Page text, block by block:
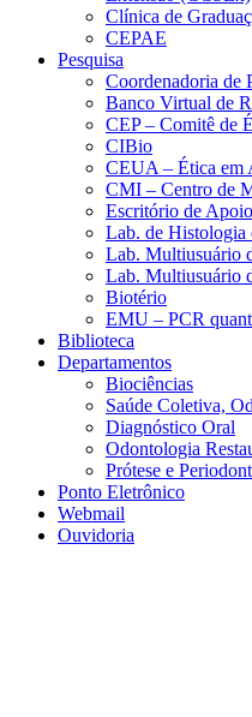
Clínica de
CEPAE
Pesquisa
Coordenadoria de
Banco Virtual de
CEP – Comitê de
CIBio
CEUA – Ética em
CMI – Centro de
Escritório de
Lab. de
Lab. Multiusuário
Lab. Multiusuário
Biotério
EMU – PCR
Biblioteca
Departamentos
Biociências
Saúde Coletiva,
Diagnóstico Oral
Odontologia
Prótese e
Ponto Eletrônico
Webmail
Ouvidoria